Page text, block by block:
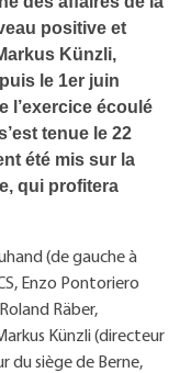
positive et
Künzli,
le 1er juin
l’exercice écoulé
tenue le 22
été mis sur la
qui profitera
(de gauche à
Enzo Pontoriero
Räber,
Künzli (directeur
du siège de Berne,